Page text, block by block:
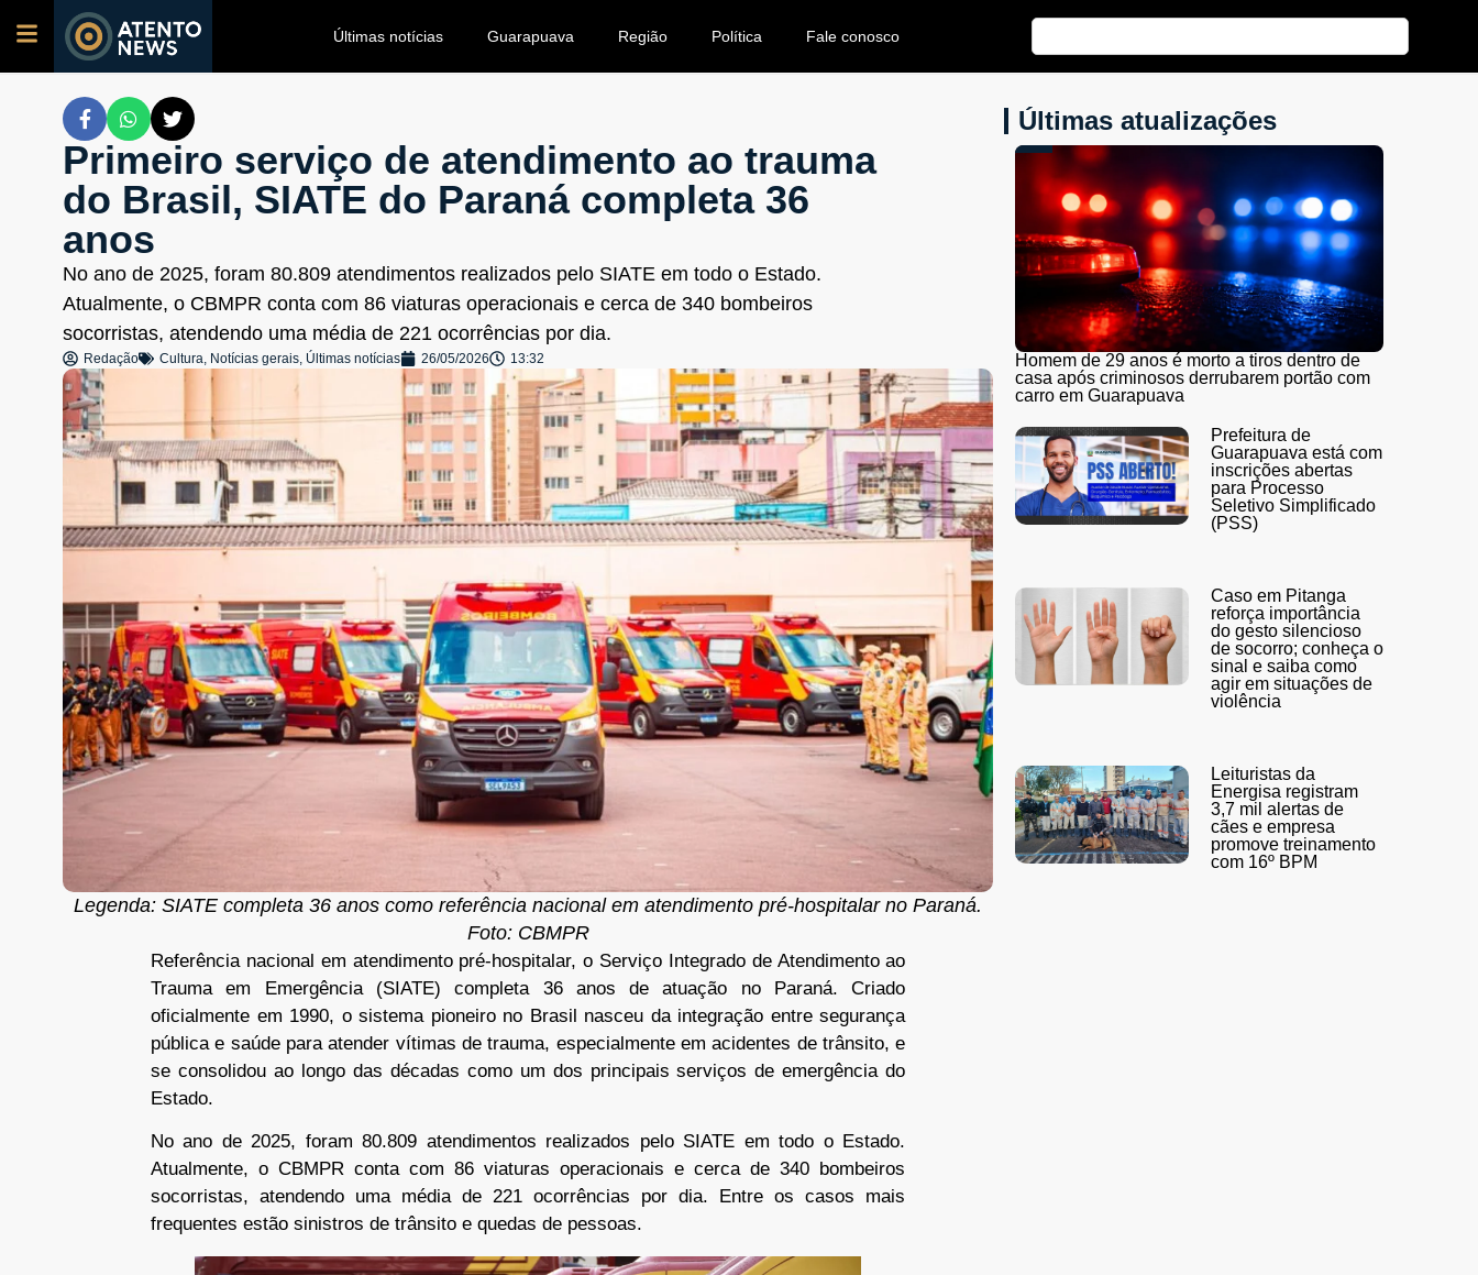
Últimas notícias Guarapuava Região Política Fale conosco
Primeiro serviço de atendimento ao trauma
do Brasil, SIATE do Paraná completa 36
anos
No ano de 2025, foram 80.809 atendimentos realizados pelo SIATE em todo o Estado.
Atualmente, o CBMPR conta com 86 viaturas operacionais e cerca de 340 bombeiros
socorristas, atendendo uma média de 221 ocorrências por dia.
Redação Cultura, Notícias gerais, Últimas notícias 26/05/2026 13:32
Legenda: SIATE completa 36 anos como referência nacional em atendimento pré-hospitalar no Paraná.
Foto: CBMPR
Referência nacional em atendimento pré-hospitalar, o Serviço Integrado de Atendimento ao
Trauma em Emergência (SIATE) completa 36 anos de atuação no Paraná. Criado
oficialmente em 1990, o sistema pioneiro no Brasil nasceu da integração entre segurança
pública e saúde para atender vítimas de trauma, especialmente em acidentes de trânsito, e
se consolidou ao longo das décadas como um dos principais serviços de emergência do
Estado.
No ano de 2025, foram 80.809 atendimentos realizados pelo SIATE em todo o Estado.
Atualmente, o CBMPR conta com 86 viaturas operacionais e cerca de 340 bombeiros
socorristas, atendendo uma média de 221 ocorrências por dia. Entre os casos mais
frequentes estão sinistros de trânsito e quedas de pessoas.
Últimas atualizações
Homem de 29 anos é morto a tiros dentro de
casa após criminosos derrubarem portão com
carro em Guarapuava
Prefeitura de
Guarapuava está com
inscrições abertas
para Processo
Seletivo Simplificado
(PSS)
Caso em Pitanga
reforça importância
do gesto silencioso
de socorro; conheça o
sinal e saiba como
agir em situações de
violência
Leituristas da
Energisa registram
3,7 mil alertas de
cães e empresa
promove treinamento
com 16º BPM